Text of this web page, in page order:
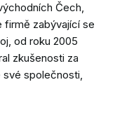
Čech,
firmě zabývající se
od roku 2005
zkušenosti za
společnosti,